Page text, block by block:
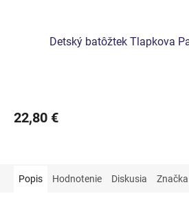
Detský batôžtek Tlapkova
22,80 €
Popis Hodnotenie Diskusia Značka